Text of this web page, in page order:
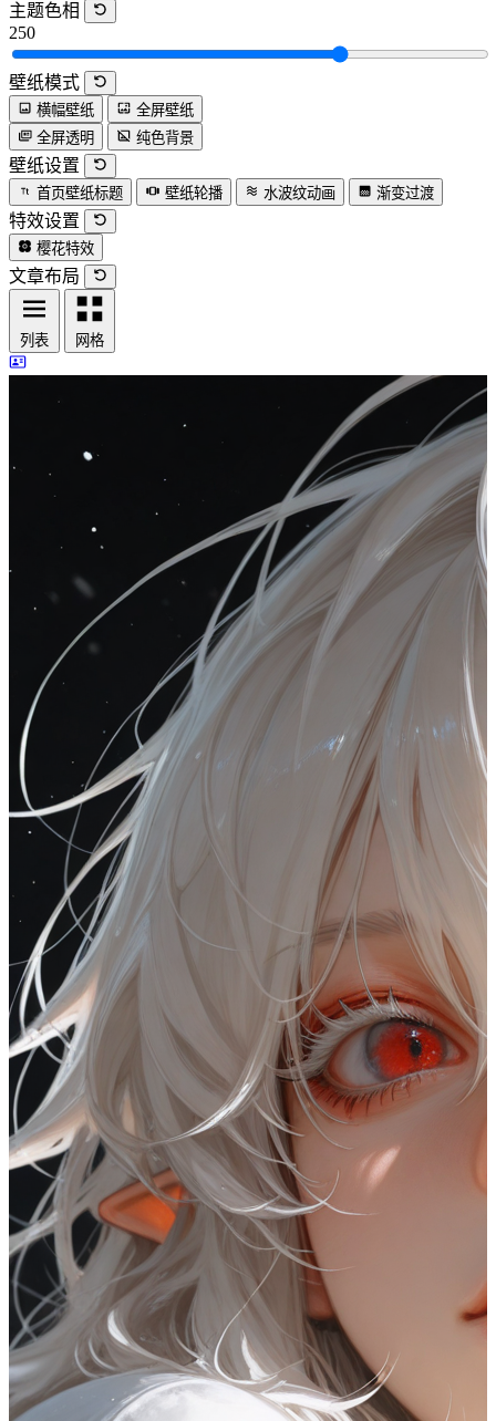
主题色相
250
壁纸模式
横幅壁纸
全屏壁纸
全屏透明
纯色背景
壁纸设置
首页壁纸标题 壁纸轮播 水波纹动画 渐变过渡
特效设置
樱花特效
文章布局
列表 网格